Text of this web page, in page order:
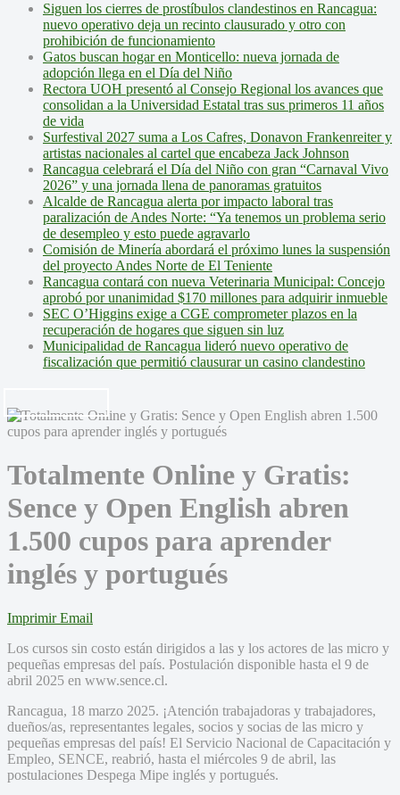
Siguen los cierres de prostíbulos clandestinos en Rancagua:
nuevo operativo deja un recinto clausurado y otro con
prohibición de funcionamiento
Gatos buscan hogar en Monticello: nueva jornada de
adopción llega en el Día del Niño
Rectora UOH presentó al Consejo Regional los avances que
consolidan a la Universidad Estatal tras sus primeros 11 años
de vida
Surfestival 2027 suma a Los Cafres, Donavon Frankenreiter y
artistas nacionales al cartel que encabeza Jack Johnson
Rancagua celebrará el Día del Niño con gran “Carnaval Vivo
2026” y una jornada llena de panoramas gratuitos
Alcalde de Rancagua alerta por impacto laboral tras
paralización de Andes Norte: “Ya tenemos un problema serio
de desempleo y esto puede agravarlo
Comisión de Minería abordará el próximo lunes la suspensión
del proyecto Andes Norte de El Teniente
Rancagua contará con nueva Veterinaria Municipal: Concejo
aprobó por unanimidad $170 millones para adquirir inmueble
SEC O’Higgins exige a CGE comprometer plazos en la
recuperación de hogares que siguen sin luz
Municipalidad de Rancagua lideró nuevo operativo de
fiscalización que permitió clausurar un casino clandestino
Totalmente Online y Gratis:
Sence y Open English abren
1.500 cupos para aprender
inglés y portugués
Imprimir Email
Los cursos sin costo están dirigidos a las y los actores de las micro y
pequeñas empresas del país. Postulación disponible hasta el 9 de
abril 2025 en www.sence.cl.
Rancagua, 18 marzo 2025. ¡Atención trabajadoras y trabajadores,
dueños/as, representantes legales, socios y socias de las micro y
pequeñas empresas del país! El Servicio Nacional de Capacitación y
Empleo, SENCE, reabrió, hasta el miércoles 9 de abril, las
postulaciones Despega Mipe inglés y portugués.